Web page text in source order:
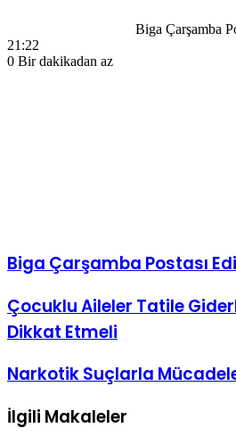
Biga Çarşamba
21:22
0 Bir dakikadan az
Biga Çarşamba Postası
Çocuklu
Aileler
Tatile
Bunlara
Dikkat
Çocuklu Aileler Tatile
Dikkat Etmeli
Narkotik
Suçlarla
Narkotik Suçlarla
İlgili Makaleler